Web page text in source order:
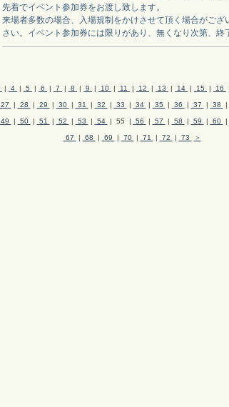
先着でイベント参加券をお渡し致します。
来場者多数の場合、入場規制をかけさせて頂く場合がござ
さい。イベント参加券には限りがあり、無くなり次第、終
| 4 | 5 | 6 | 7 | 8 | 9 | 10 | 11 | 12 | 13 | 14 | 15 | 16
27 | 28 | 29 | 30 | 31 | 32 | 33 | 34 | 35 | 36 | 37 | 38 |
49 | 50 | 51 | 52 | 53 | 54 | 55 | 56 | 57 | 58 | 59 | 60 |
67 | 68 | 69 | 70 | 71 | 72 | 73 ＞